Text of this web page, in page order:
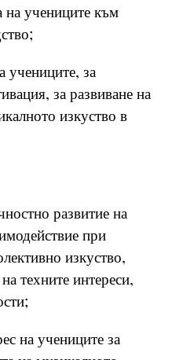
на учениците към
учениците, за
за развиване на
изкуство в
развитие на
при
изкуство,
техните интереси,
на учениците за